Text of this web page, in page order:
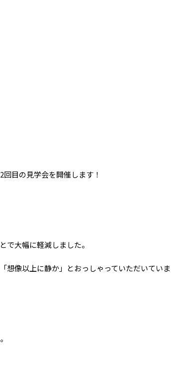
目の見学会を開催します！
で大幅に軽減しました。
想像以上に静か」とおっしゃっていただいてい